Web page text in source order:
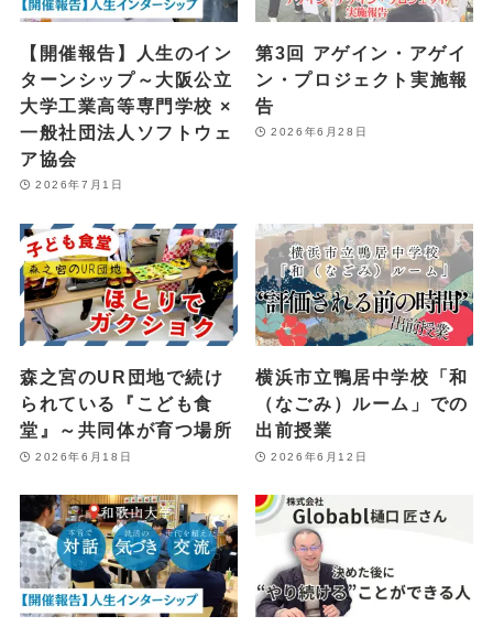
【開催報告】人生のイン
ターンシップ～大阪公立
大学工業高等専門学校 ×
一般社団法人ソフトウェ
ア協会
2026年7月1日
第3回 アゲイン・アゲイ
ン・プロジェクト実施報
告
2026年6月28日
森之宮のUR団地で続け
られている『こども食
堂』～共同体が育つ場所
2026年6月18日
横浜市立鴨居中学校「和
（なごみ）ルーム」での
出前授業
2026年6月12日